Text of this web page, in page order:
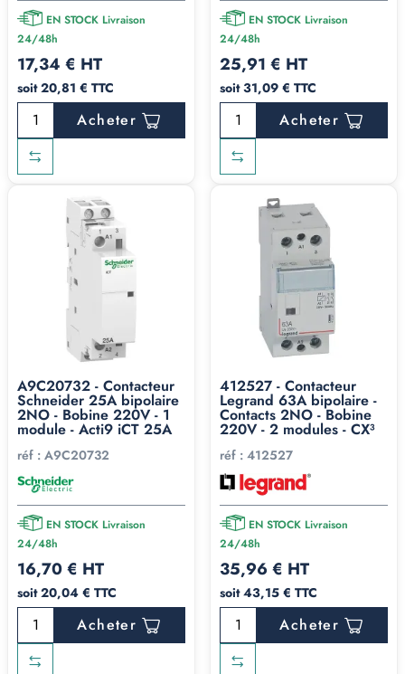
EN STOCK Livraison
24/48h
17,34 € HT
soit 20,81 € TTC
Acheter
EN STOCK Livraison
24/48h
25,91 € HT
soit 31,09 € TTC
Acheter
A9C20732 - Contacteur
Schneider 25A bipolaire
2NO - Bobine 220V - 1
module - Acti9 iCT 25A
réf : A9C20732
EN STOCK Livraison
24/48h
16,70 € HT
soit 20,04 € TTC
Acheter
412527 - Contacteur
Legrand 63A bipolaire -
Contacts 2NO - Bobine
220V - 2 modules - CX³
réf : 412527
EN STOCK Livraison
24/48h
35,96 € HT
soit 43,15 € TTC
Acheter